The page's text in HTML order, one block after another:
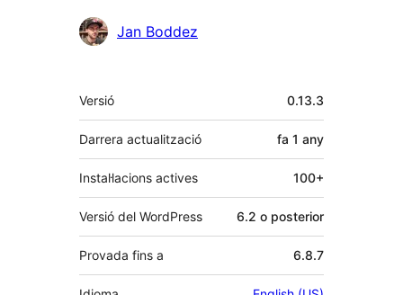
Col·laboradors
Jan Boddez
Meta
Versió 0.13.3
Darrera actualització fa 1 any
Instal·lacions actives 100+
Versió del WordPress 6.2 o posterior
Provada fins a 6.8.7